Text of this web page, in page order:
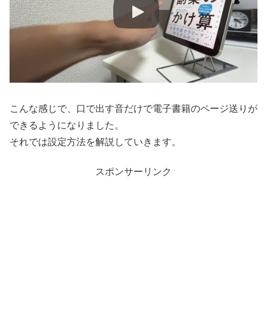
こんな感じで、口で出す音だけで電子書籍のページ送りが
できるようになりました。
それでは設定方法を解説していきます。
スポンサーリンク